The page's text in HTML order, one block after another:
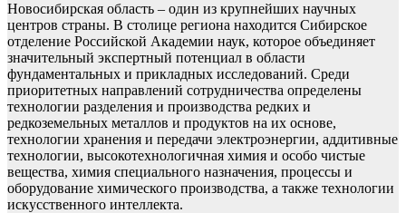
Новосибирская область – один из крупнейших научных
центров страны. В столице региона находится Сибирское
отделение Российской Академии наук, которое объединяет
значительный экспертный потенциал в области
фундаментальных и прикладных исследований. Среди
приоритетных направлений сотрудничества определены
технологии разделения и производства редких и
редкоземельных металлов и продуктов на их основе,
технологии хранения и передачи электроэнергии, аддитивные
технологии, высокотехнологичная химия и особо чистые
вещества, химия специального назначения, процессы и
оборудование химического производства, а также технологии
искусственного интеллекта.